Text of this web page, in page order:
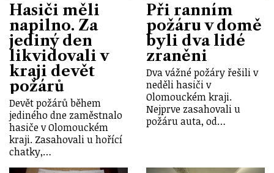
Hasiči měli
napilno. Za
jediný den
likvidovali v
kraji devět
požárů
Devět požárů během
jediného dne zaměstnalo
hasiče v Olomouckém
kraji. Zasahovali u hořící
chatky,…
Při ranním
požáru v domě
byli dva lidé
zraněni
Dva vážné požáry řešili v
neděli hasiči v
Olomouckém kraji.
Nejprve zasahovali u
požáru auta, od…